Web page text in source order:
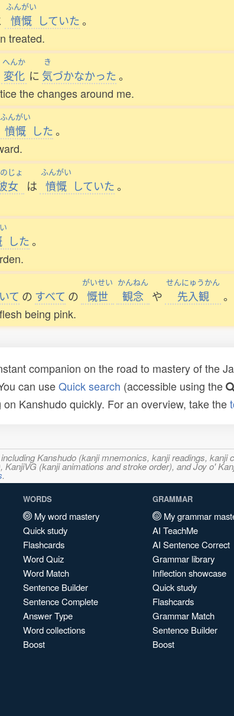
ふんがい
憤慨 していた 。
treated.
へんか
変化 に
き
気づかなかった 。
the changes around me.
ふんがい
憤慨 した 。
じょ
女 は
ふんがい
憤慨 していた 。
した 。
て の すべて の
がいせい
慨世
かんねん
観念 や
せんにゅうかん
先入観
。
being pink.
companion on the road to mastery of the
can useQuick search (accessible using the
Kanshudo quickly. For an overview, take the
Kanshudo (kanji mnemonics, kanji readings,
(kanji animations and stroke order), and Joy o'
.
WORDS
My word mastery
Quick study
Flashcards
Word Quiz
Word Match
Sentence Builder
Sentence Complete
Answer Type
Word collections
Boost
GRAMMAR
My grammar
AI TeachMe
AI Sentence Correct
Grammar library
Inflection showcase
Quick study
Flashcards
Grammar Match
Sentence Builder
Boost